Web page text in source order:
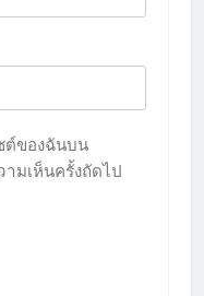
ต์ของฉันบน
ามเห็นครั้งถัดไป